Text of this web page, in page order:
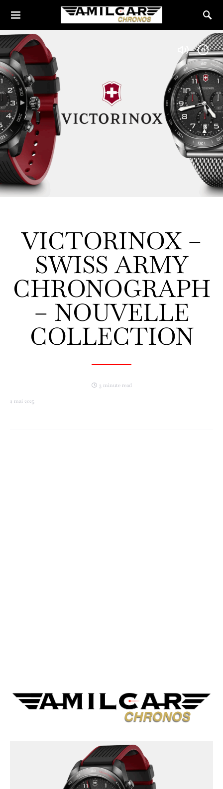
VICTORINOX –
SWISS ARMY
CHRONOGRAPH
– NOUVELLE
COLLECTION
3 minute read
2 mai 2025